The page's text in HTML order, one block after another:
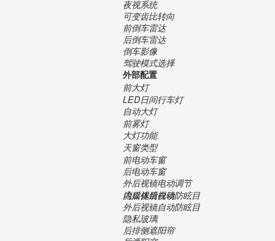
夜视系统
可变齿比转向
前倒车雷达
后倒车雷达
倒车影像
驾驶模式选择
外部配置
前大灯
LED日间行车灯
自动大灯
前雾灯
大灯功能
天窗类型
前电动车窗
后电动车窗
外后视镜电动调节
内后视镜自动防眩目
流媒体后视镜
外后视镜自动防眩目
隐私玻璃
后排侧遮阳帘